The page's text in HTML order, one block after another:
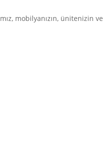
mobilyanızın, ünitenizin ve